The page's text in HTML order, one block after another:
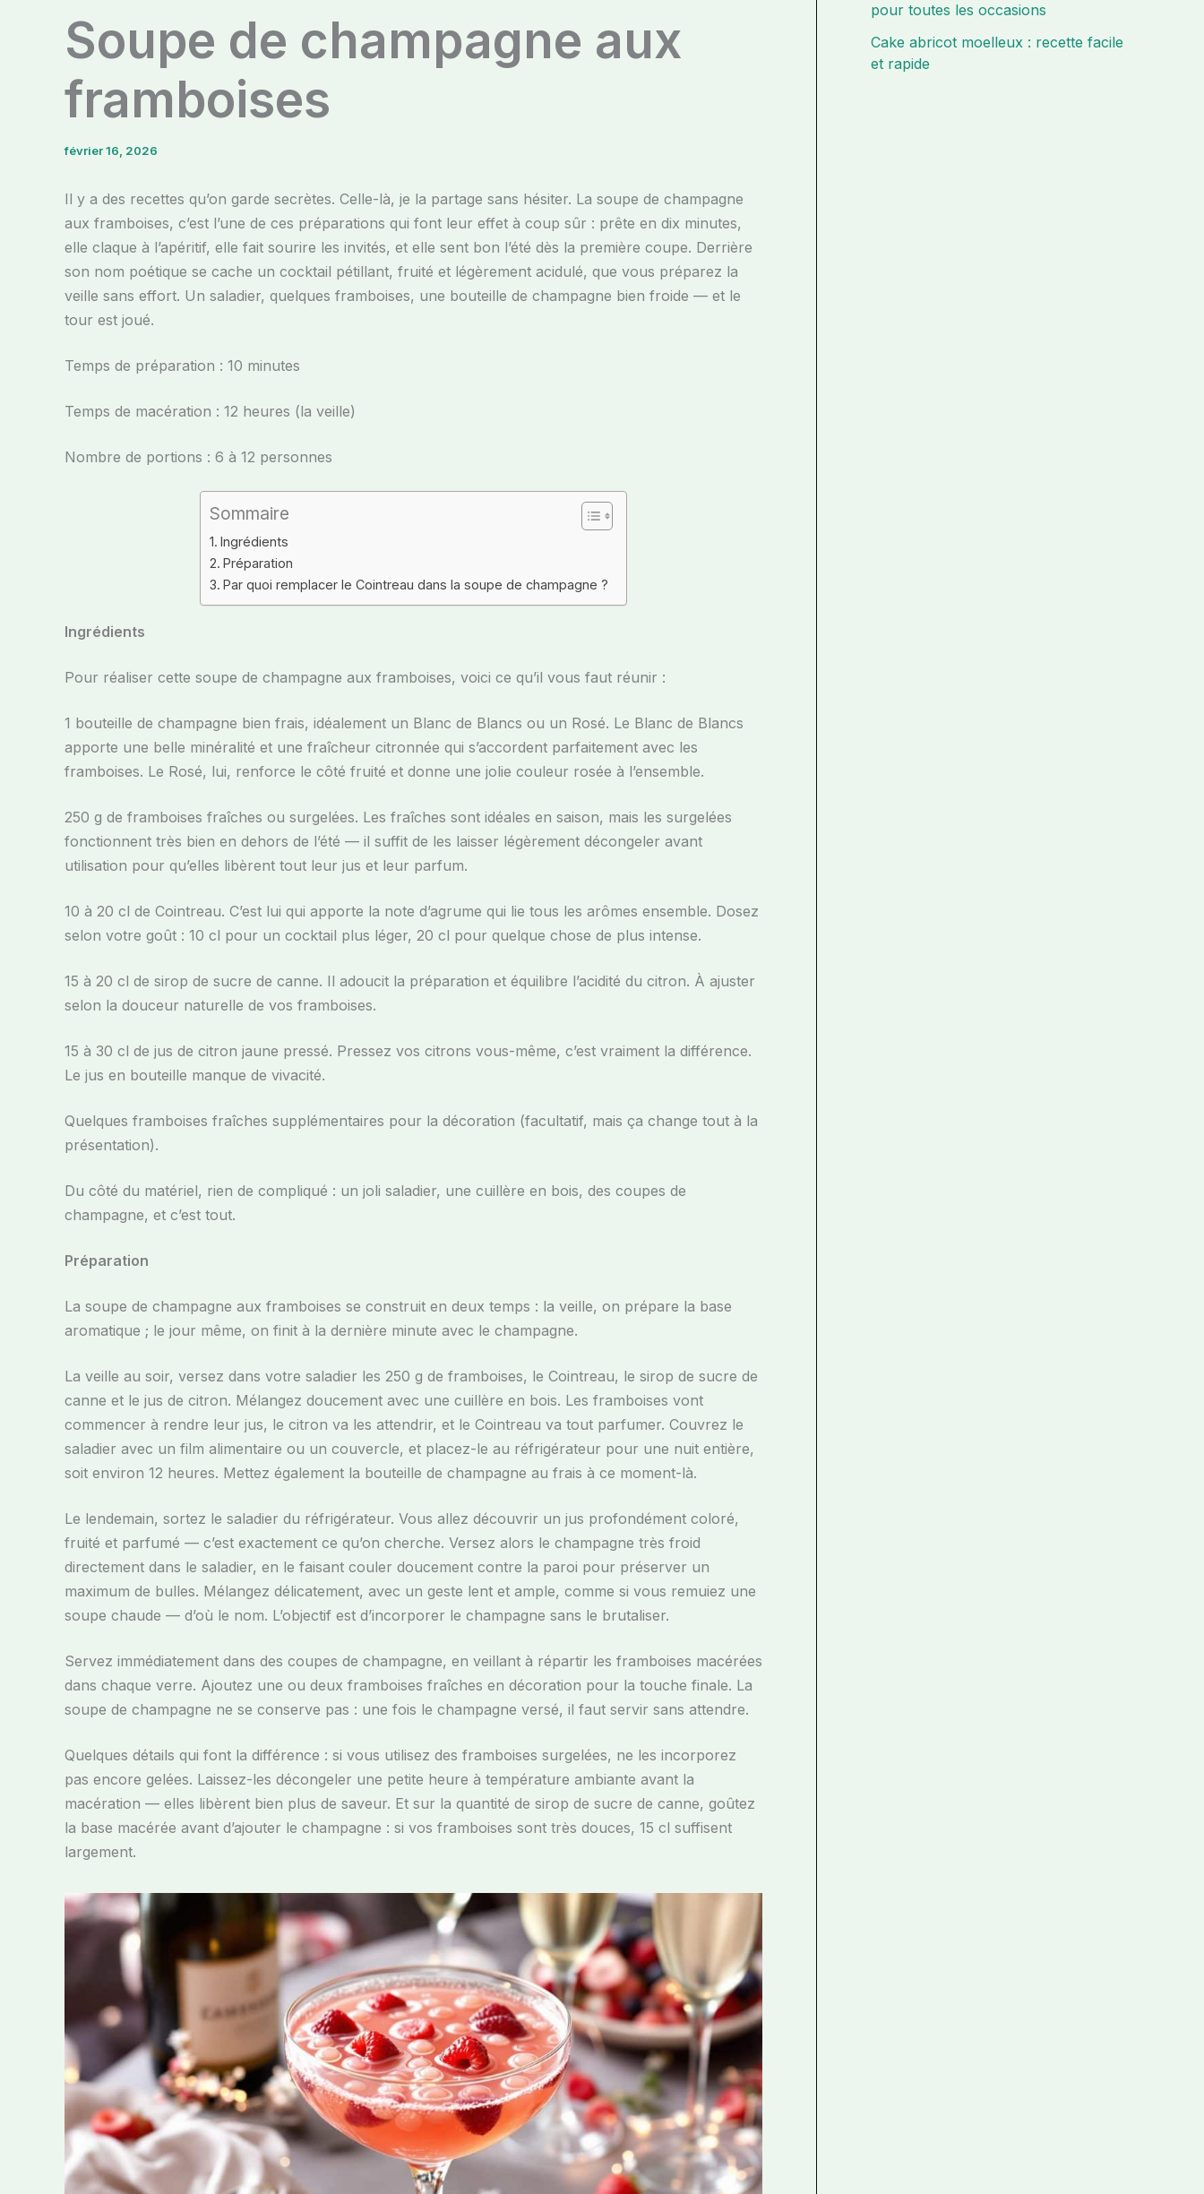
Soupe de champagne aux
framboises
février 16, 2026
Il y a des recettes qu’on garde secrètes. Celle-là, je la partage sans hésiter. La soupe de champagne
aux framboises, c’est l’une de ces préparations qui font leur effet à coup sûr : prête en dix minutes,
elle claque à l’apéritif, elle fait sourire les invités, et elle sent bon l’été dès la première coupe. Derrière
son nom poétique se cache un cocktail pétillant, fruité et légèrement acidulé, que vous préparez la
veille sans effort. Un saladier, quelques framboises, une bouteille de champagne bien froide — et le
tour est joué.
Temps de préparation : 10 minutes
Temps de macération : 12 heures (la veille)
Nombre de portions : 6 à 12 personnes
Sommaire
Ingrédients
Préparation
Par quoi remplacer le Cointreau dans la soupe de champagne ?
Ingrédients
Pour réaliser cette soupe de champagne aux framboises, voici ce qu’il vous faut réunir :
1 bouteille de champagne bien frais, idéalement un Blanc de Blancs ou un Rosé. Le Blanc de Blancs
apporte une belle minéralité et une fraîcheur citronnée qui s’accordent parfaitement avec les
framboises. Le Rosé, lui, renforce le côté fruité et donne une jolie couleur rosée à l’ensemble.
250 g de framboises fraîches ou surgelées. Les fraîches sont idéales en saison, mais les surgelées
fonctionnent très bien en dehors de l’été — il suffit de les laisser légèrement décongeler avant
utilisation pour qu’elles libèrent tout leur jus et leur parfum.
10 à 20 cl de Cointreau. C’est lui qui apporte la note d’agrume qui lie tous les arômes ensemble. Dosez
selon votre goût : 10 cl pour un cocktail plus léger, 20 cl pour quelque chose de plus intense.
15 à 20 cl de sirop de sucre de canne. Il adoucit la préparation et équilibre l’acidité du citron. À ajuster
selon la douceur naturelle de vos framboises.
15 à 30 cl de jus de citron jaune pressé. Pressez vos citrons vous-même, c’est vraiment la différence.
Le jus en bouteille manque de vivacité.
Quelques framboises fraîches supplémentaires pour la décoration (facultatif, mais ça change tout à la
présentation).
Du côté du matériel, rien de compliqué : un joli saladier, une cuillère en bois, des coupes de
champagne, et c’est tout.
Préparation
La soupe de champagne aux framboises se construit en deux temps : la veille, on prépare la base
aromatique ; le jour même, on finit à la dernière minute avec le champagne.
La veille au soir, versez dans votre saladier les 250 g de framboises, le Cointreau, le sirop de sucre de
canne et le jus de citron. Mélangez doucement avec une cuillère en bois. Les framboises vont
commencer à rendre leur jus, le citron va les attendrir, et le Cointreau va tout parfumer. Couvrez le
saladier avec un film alimentaire ou un couvercle, et placez-le au réfrigérateur pour une nuit entière,
soit environ 12 heures. Mettez également la bouteille de champagne au frais à ce moment-là.
Le lendemain, sortez le saladier du réfrigérateur. Vous allez découvrir un jus profondément coloré,
fruité et parfumé — c’est exactement ce qu’on cherche. Versez alors le champagne très froid
directement dans le saladier, en le faisant couler doucement contre la paroi pour préserver un
maximum de bulles. Mélangez délicatement, avec un geste lent et ample, comme si vous remuiez une
soupe chaude — d’où le nom. L’objectif est d’incorporer le champagne sans le brutaliser.
Servez immédiatement dans des coupes de champagne, en veillant à répartir les framboises macérées
dans chaque verre. Ajoutez une ou deux framboises fraîches en décoration pour la touche finale. La
soupe de champagne ne se conserve pas : une fois le champagne versé, il faut servir sans attendre.
Quelques détails qui font la différence : si vous utilisez des framboises surgelées, ne les incorporez
pas encore gelées. Laissez-les décongeler une petite heure à température ambiante avant la
macération — elles libèrent bien plus de saveur. Et sur la quantité de sirop de sucre de canne, goûtez
la base macérée avant d’ajouter le champagne : si vos framboises sont très douces, 15 cl suffisent
largement.
pour toutes les occasions
Cake abricot moelleux : recette facile
et rapide